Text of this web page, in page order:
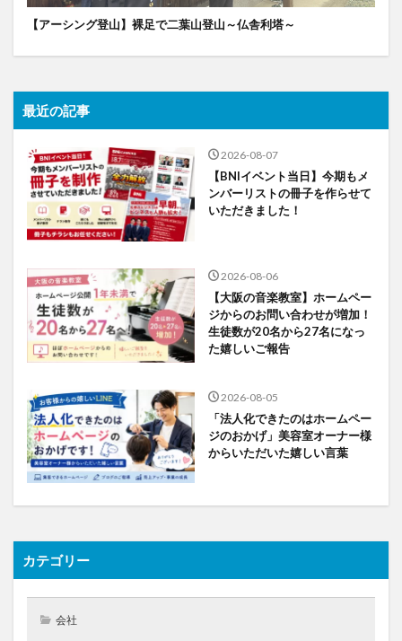
【アーシング登山】裸足で二葉山登山～仏舎利塔～
最近の記事
2026-08-07
【BNIイベント当日】今期もメ
ンバーリストの冊子を作らせて
いただきました！
2026-08-06
【大阪の音楽教室】ホームペー
ジからのお問い合わせが増加！
生徒数が20名から27名になっ
た嬉しいご報告
2026-08-05
「法人化できたのはホームペー
ジのおかげ」美容室オーナー様
からいただいた嬉しい言葉
カテゴリー
会社